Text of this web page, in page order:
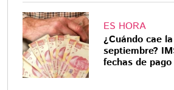
ES HORA
¿Cuándo cae
septiembre?
fechas de pago